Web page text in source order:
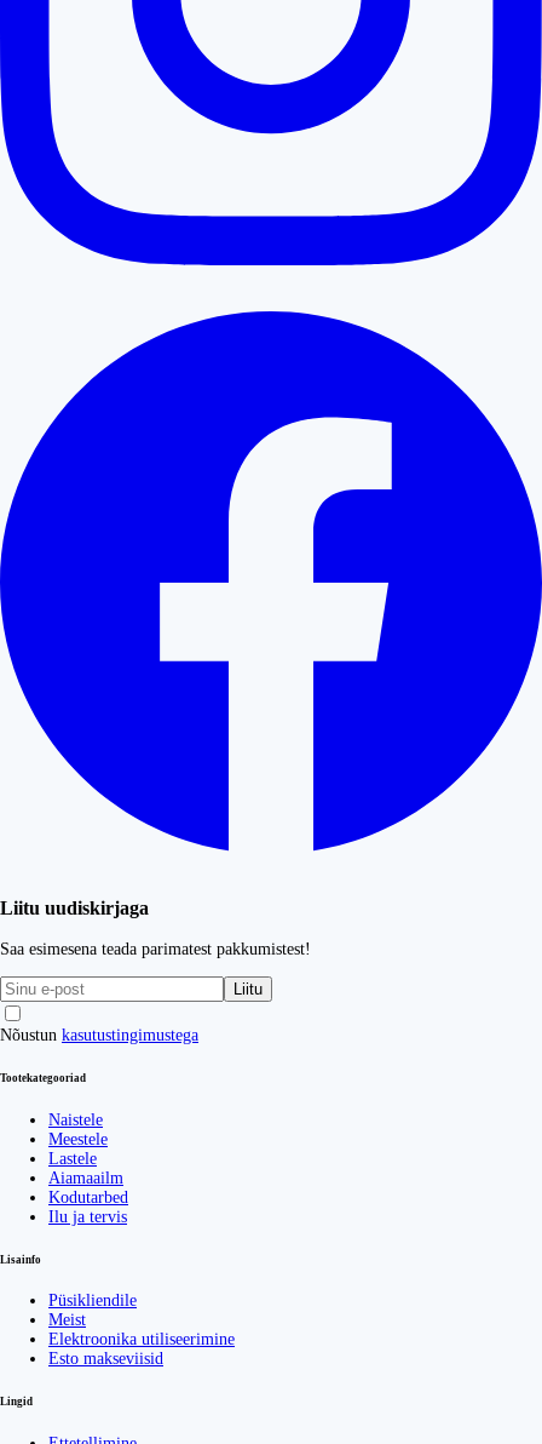
Liitu uudiskirjaga
Saa esimesena teada parimatest pakkumistest!
Liitu
Nõustun kasutustingimustega
Tootekategooriad
Naistele
Meestele
Lastele
Aiamaailm
Kodutarbed
Ilu ja tervis
Lisainfo
Püsikliendile
Meist
Elektroonika utiliseerimine
Esto makseviisid
Lingid